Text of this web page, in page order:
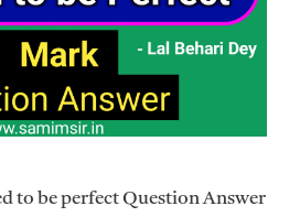
to be perfect Question Answer